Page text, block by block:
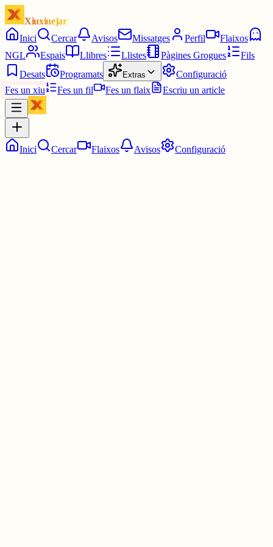
Xiuxiuejar
Inici
Cercar Avisos Missatges Perfil
Flaixos
NGL
Espais Llibres Llistes Pàgines Grogues
Fils
Desats
Programats Extras
Configuració
Fes un xiu
Fes un fil Fes un flaix Escriu un article
Inici Cercar Flaixos Avisos Configuració